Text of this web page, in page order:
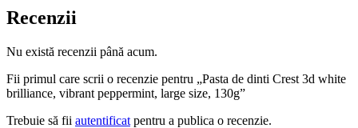
Recenzii
Nu există recenzii până acum.
Fii primul care scrii o recenzie pentru „Pasta de dinti Crest 3d white
brilliance, vibrant peppermint, large size, 130g”
Trebuie să fii autentificat pentru a publica o recenzie.